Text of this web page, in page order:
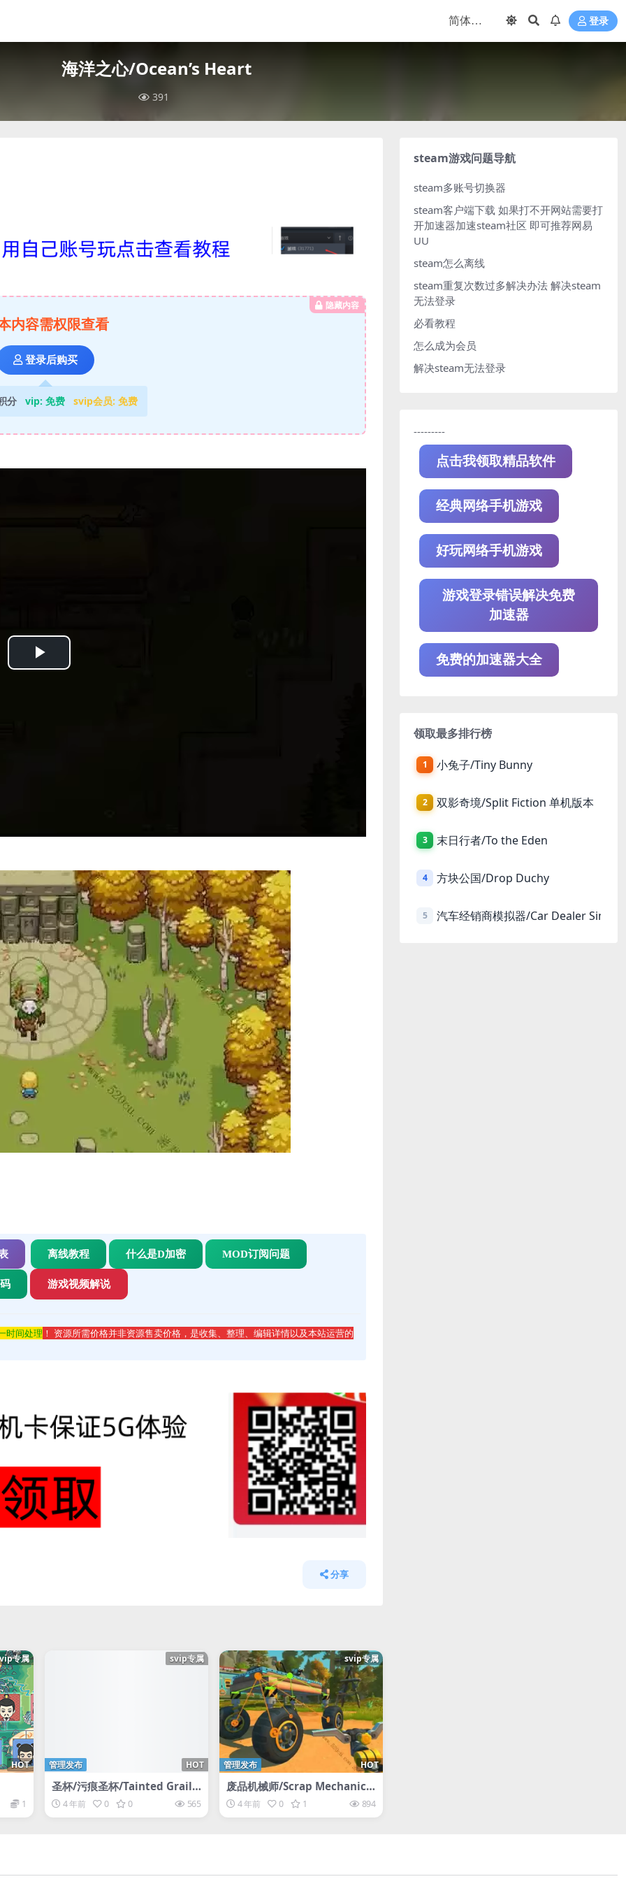
登录
海洋之心/Ocean’s Heart
391
隐藏内容
内容需权限查看
登录后购买
分 vip: 免费 svip会员: 免费
Play
离线教程 什么是D加密 MOD订阅问题
游戏视频解说
时间处理 ！ 资源所需价格并非资源售卖价格，是收集、整理、编辑详情以及本站运营的
分享
专属
HOT
1
svip专属
HOT
管理发布
圣杯/污痕圣杯/Tainted Grail:
Conquest
4 年前 0 0 565
svip专属
HOT
管理发布
废品机械师/Scrap Mechanic-l
=L加密
4 年前 0 1 894
steam游戏问题导航
steam多账号切换器
steam客户端下载 如果打不开网站需要打
开加速器加速steam社区 即可推荐网易
UU
steam怎么离线
steam重复次数过多解决办法 解决steam
无法登录
必看教程
怎么成为会员
解决steam无法登录
---------
点击我领取精品软件
经典网络手机游戏
好玩网络手机游戏
游戏登录错误解决免费
加速器
免费的加速器大全
领取最多排行榜
1 小兔子/Tiny Bunny
2 双影奇境/Split Fiction 单机版本
3 末日行者/To the Eden
4 方块公国/Drop Duchy
5 汽车经销商模拟器/Car Dealer